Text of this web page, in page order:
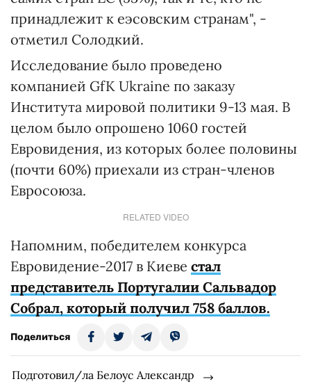
принадлежит к еэсовским странам", -
отметил Солодкий.
Исследование было проведено
компанией GfK Ukraine по заказу
Института мировой политики 9-13 мая. В
целом было опрошено 1060 гостей
Евровидения, из которых более половины
(почти 60%) приехали из стран-членов
Евросоюза.
RELATED VIDEO
Напомним, победителем конкурса
Евровидение-2017 в Киеве стал
представитель Португалии Сальвадор
Собрал, который получил 758 баллов.
Поделиться
Подготовил/ла Белоус Александр